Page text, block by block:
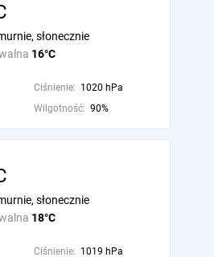
16°C
słonecznie
Ciśnienie: 1020 hPa
Wilgotność: 90%
18°C
słonecznie
Ciśnienie: 1019 hPa